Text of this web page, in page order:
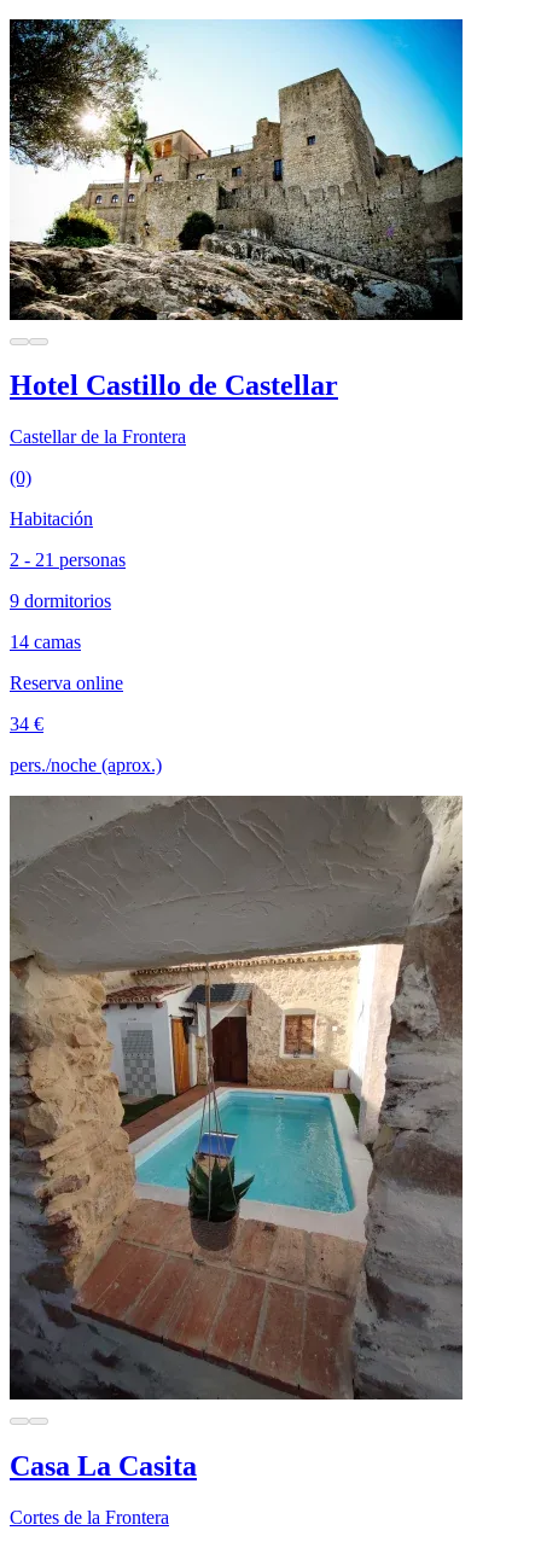
Hotel Castillo de Castellar
Castellar de la Frontera
(0)
Habitación
2 - 21 personas
9 dormitorios
14 camas
Reserva online
34 €
pers./noche (aprox.)
Casa La Casita
Cortes de la Frontera